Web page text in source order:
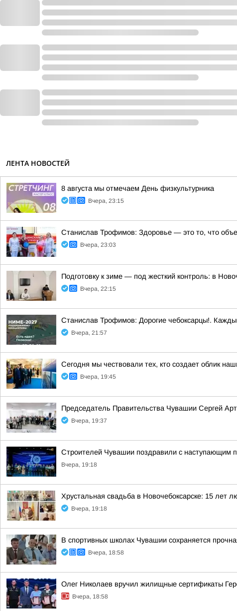
ЛЕНТА НОВОСТЕЙ
8 августа мы отмечаем День физкультурника
Вчера, 23:15
Станислав Трофимов: Здоровье — это то, что
Вчера, 23:03
Подготовку к зиме — под жесткий контроль: в
Вчера, 22:15
Станислав Трофимов: Дорогие чебоксарцы!.
Вчера, 21:57
Сегодня мы чествовали тех, кто создает облик
Вчера, 19:45
Председатель Правительства Чувашии Сергей
Вчера, 19:37
Строителей Чувашии поздравили с наступающим
Вчера, 19:18
Хрустальная свадьба в Новочебоксарске: 15 лет
Вчера, 19:18
В спортивных школах Чувашии сохраняется
Вчера, 18:58
Олег Николаев вручил жилищные сертификаты
Вчера, 18:58